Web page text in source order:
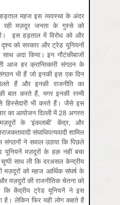
महज इस व्यवस्था के अंदर
मज़दूर जनता के गुस्से को
इस हड़ताल में विरोध को और
को सरकार और ट्रेड यूनियनों
अदा किया। इन नौटंकीबाजों
आज हर क्रान्तिकारी संगठन के
भी हैं जो इनकी इस एक दिन
हैं और इनकी राजनीति का
बात करते हैं, मगर इनकी रस्मी
हिस्सेदारी भी करते हैं। जैसे इस
का आयोजन दिल्ली में 28 अगस्त
के ‘इंकलाबी’ केंद्र, और
संघाधिपत्यवादी शामिल
ने सवाल उठाया कि पिछले
यूनियनें मज़दूरों के हक़ नहीं बचा
साध ली कि दरअसल केन्द्रीय
मज़दूरों को महज आर्थिक संघर्ष के
मज़दूरों की राजनीतिक चेतना को
कि केंद्रीय ट्रेड यूनियनें ने इस
है। लेकिन फिर यही लोग कहते हैं